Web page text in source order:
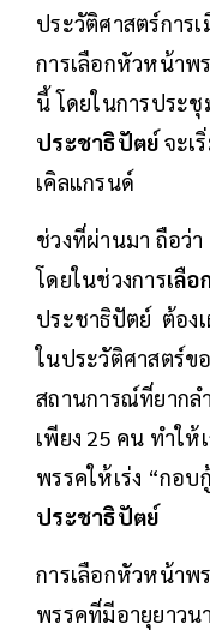
ประวัติศาสตร์การ
การเลือกหัวหน้าพ
นี้ โดยในการประ
ประชาธิปัตย์ จะเ
เคิลแกรนด์
ช่วงที่ผ่านมา ถือว่า
โดยในช่วงการเลือ
ประชาธิปัตย์ ต้อง
ในประวัติศาสตร์ข
สถานการณ์ที่ยากล
เพียง 25 คน ทำให้
พรรคให้เร่ง “กอ
ประชาธิปัตย์
การเลือกหัวหน้าพ
พรรคที่มีอายุยาวน